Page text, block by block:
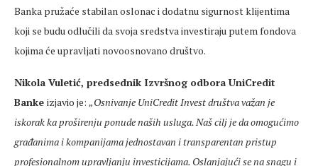
Banka pružaće stabilan oslonac i dodatnu sigurnost klijentima
koji se budu odlučili da svoja sredstva investiraju putem fondova
kojima će upravljati novoosnovano društvo.
Nikola Vuletić, predsednik Izvršnog odbora UniCredit
Banke izjavio je: „Osnivanje UniCredit Invest društva važan je
iskorak ka proširenju ponude naših usluga.Naš cilj je da omogućimo
građanima i kompanijama jednostavan i transparentan pristup
profesionalnom upravljanju investicijama. Oslanjajući se na snagu i